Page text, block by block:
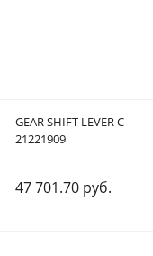
GEAR SHIFT LEVER C
21221909
47 701.70 руб.